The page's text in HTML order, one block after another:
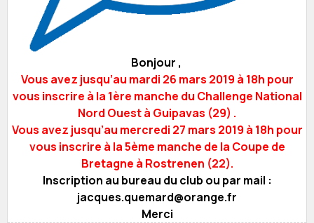
Bonjour ,
Vous avez jusqu’au mardi 26 mars 2019 à 18h pour
vous inscrire à la 1ère manche du Challenge National
Nord Ouest à Guipavas (29) .
Vous avez jusqu’au mercredi 27 mars 2019 à 18h pour
vous inscrire à la 5ème manche de la Coupe de
Bretagne à Rostrenen (22).
Inscription au bureau du club ou par mail :
jacques.quemard@orange.fr
Merci